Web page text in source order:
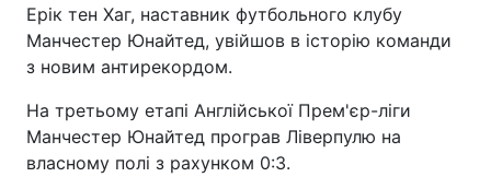
Ерік тен Хаг, наставник футбольного клубу
Манчестер Юнайтед, увійшов в історію команди
з новим антирекордом.
На третьому етапі Англійської Прем'єр-ліги
Манчестер Юнайтед програв Ліверпулю на
власному полі з рахунком 0:3.